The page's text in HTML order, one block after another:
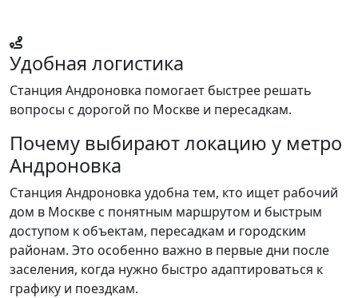
Удобная логистика
Станция Андроновка помогает быстрее решать
вопросы с дорогой по Москве и пересадкам.
Почему выбирают локацию у метро
Андроновка
Станция Андроновка удобна тем, кто ищет рабочий
дом в Москве с понятным маршрутом и быстрым
доступом к объектам, пересадкам и городским
районам. Это особенно важно в первые дни после
заселения, когда нужно быстро адаптироваться к
графику и поездкам.